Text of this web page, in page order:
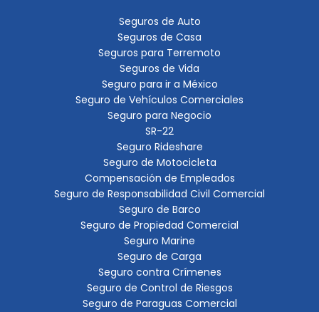
Seguros de Auto
Seguros de Casa
Seguros para Terremoto
Seguros de Vida
Seguro para ir a México
Seguro de Vehículos Comerciales
Seguro para Negocio
SR-22
Seguro Rideshare
Seguro de Motocicleta
Compensación de Empleados
Seguro de Responsabilidad Civil Comercial
Seguro de Barco
Seguro de Propiedad Comercial
Seguro Marine
Seguro de Carga
Seguro contra Crímenes
Seguro de Control de Riesgos
Seguro de Paraguas Comercial